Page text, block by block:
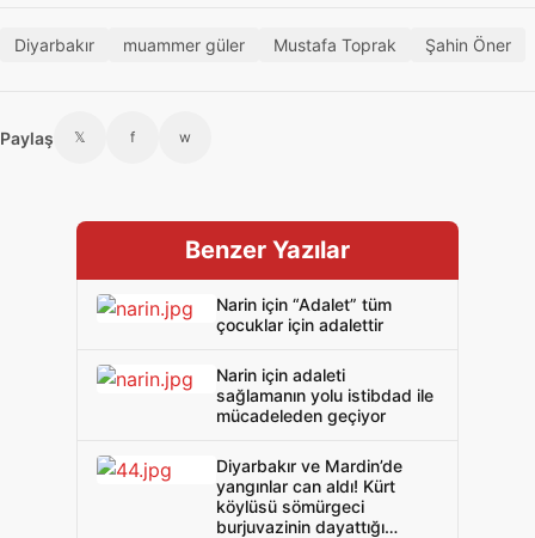
Diyarbakır muammer güler Mustafa Toprak Şahin Öner
Paylaş 𝕏 f w
Benzer Yazılar
Narin için “Adalet” tüm
çocuklar için adalettir
Narin için adaleti
sağlamanın yolu istibdad ile
mücadeleden geçiyor
Diyarbakır ve Mardin’de
yangınlar can aldı! Kürt
köylüsü sömürgeci
burjuvazinin dayattığı